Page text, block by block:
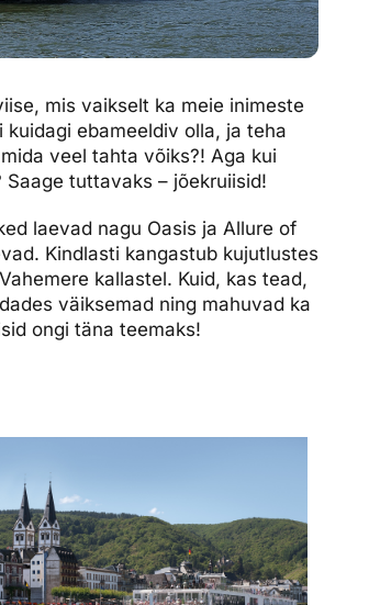
mis vaikselt ka meie inimeste
ebameeldiv olla, ja teha
veel tahta võiks?! Aga kui
tuttavaks – jõekruiisid!
laevad nagu Oasis ja Allure of
Kindlasti kangastub kujutlustes
kallastel. Kuid, kas tead,
väiksemad ning mahuvad ka
ongi täna teemaks!